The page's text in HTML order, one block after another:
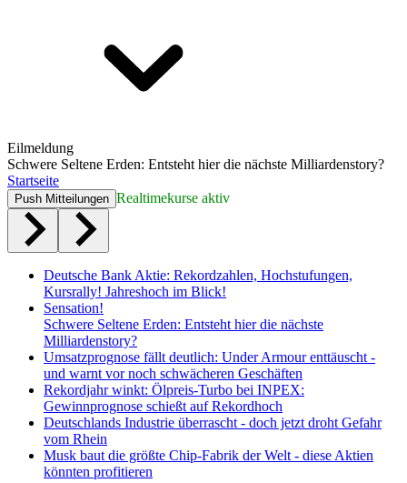
Eilmeldung
Schwere Seltene Erden: Entsteht hier die nächste Milliardenstory?
Startseite
Push Mitteilungen Realtimekurse aktiv
Deutsche Bank Aktie: Rekordzahlen, Hochstufungen,
Kursrally! Jahreshoch im Blick!
Sensation!
Schwere Seltene Erden: Entsteht hier die nächste
Milliardenstory?
Umsatzprognose fällt deutlich: Under Armour enttäuscht -
und warnt vor noch schwächeren Geschäften
Rekordjahr winkt: Ölpreis-Turbo bei INPEX:
Gewinnprognose schießt auf Rekordhoch
Deutschlands Industrie überrascht - doch jetzt droht Gefahr
vom Rhein
Musk baut die größte Chip-Fabrik der Welt - diese Aktien
könnten profitieren